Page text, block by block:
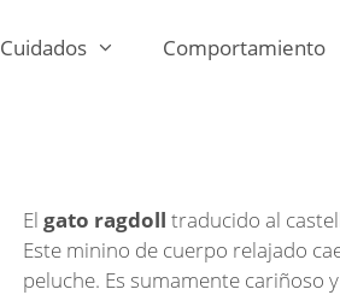
Cuidados Comportamiento
El gato ragdoll traducido al
Este minino de cuerpo relajado
peluche. Es sumamente cariñoso